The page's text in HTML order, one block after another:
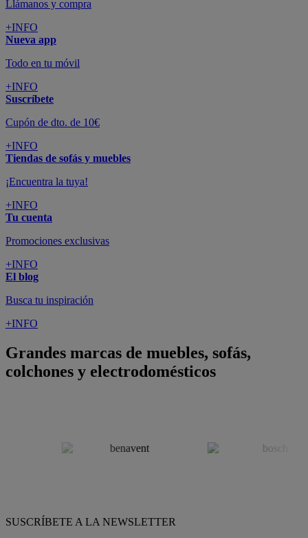
Llámanos y compra
+INFO
Nueva app
Todo en tu móvil
+INFO
Suscríbete
Cupón de dto. de 10€
+INFO
Tiendas de sofás y muebles
¡Encuentra la tuya!
+INFO
Tu cuenta
Promociones exclusivas
+INFO
El blog
Busca tu inspiración
+INFO
Grandes marcas de muebles, sofás,
colchones y electrodomésticos
SUSCRÍBETE A LA NEWSLETTER